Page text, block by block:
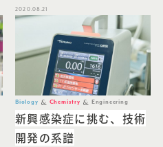
Biology Chemistry Engineering
2020.08.21
新興感染症に挑む、技術
開発の系譜